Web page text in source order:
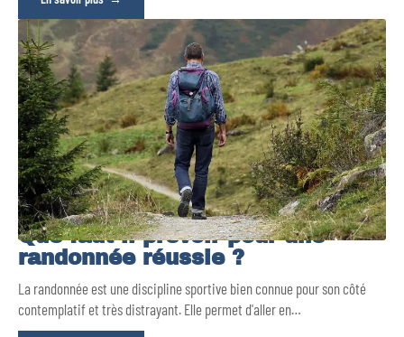
Que faut-il prévoir pour une
randonnée réussie ?
La randonnée est une discipline sportive bien connue pour son côté
contemplatif et très distrayant. Elle permet d'aller en…